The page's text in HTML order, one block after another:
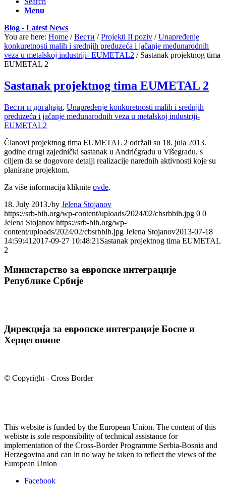
Menu
Blog - Latest News
You are here: Home / Вести / Projekti II poziv / Unapređenje
konkuretnosti malih i srednjih preduzeća i jačanje međunarodnih
veza u metalskoj industriji- EUMETAL2 / Sastanak projektnog tima
EUMETAL 2
Sastanak projektnog tima EUMETAL 2
Вести и догађаји, Unapređenje konkuretnosti malih i srednjih
preduzeća i jačanje međunarodnih veza u metalskoj industriji-
EUMETAL2
Članovi projektnog tima EUMETAL 2 održali su 18. jula 2013.
godine drugi zajednički sastanak u Andrićgradu u Višegradu, s
ciljem da se dogovore detalji realizacije narednih aktivnosti koje su
planirane projektom.
Za više informacija kliknite ovde.
18. July 2013./by Jelena Stojanov
https://srb-bih.org/wp-content/uploads/2024/02/cbsrbbih.jpg 0 0
Jelena Stojanov https://srb-bih.org/wp-
content/uploads/2024/02/cbsrbbih.jpg Jelena Stojanov2013-07-18
14:59:41 2017-09-27 10:48:21 Sastanak projektnog tima EUMETAL
2
Министарство за европске интеграције
Републике Србије
Дирекција за европске интеграције Босне и
Херцеговине
© Copyright - Cross Border
This website is funded by the European Union. The content of this
webiste is sole responsibility of technical assistance for
implementation of the Cross-Border Programme Serbia-Bosnia and
Herzegovina and can in no way be taken to reflect the views of the
European Union
Facebook